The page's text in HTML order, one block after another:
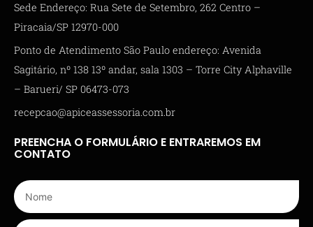
Sede Endereço: Rua Sete de Setembro, 262 Centro –
Piracaia/SP 12970-000
Ponto de Atendimento São Paulo endereço: Avenida
Sagitário, nº 138 13º andar, sala 1303 – Torre City Alphaville
– Barueri/ SP 06473-073
recepcao@apiceassessoria.com.br
PREENCHA O FORMULÁRIO E ENTRAREMOS EM
CONTATO